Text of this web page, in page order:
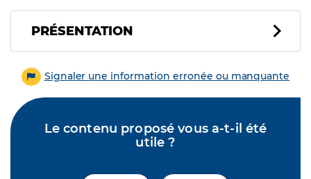
PRÉSENTATION
Signaler une information erronée ou manquante
Le contenu proposé vous a-t-il été
utile ?